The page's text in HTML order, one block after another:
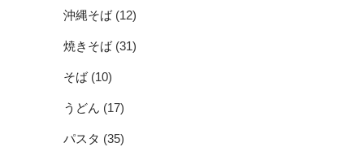
沖縄そば(12)
焼きそば(31)
そば(10)
うどん (17)
パスタ (35)